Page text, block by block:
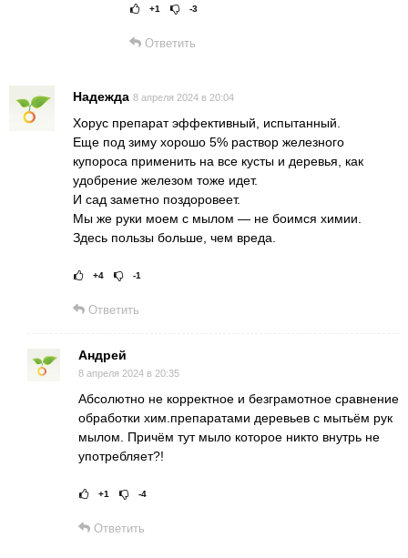
Рейтинг статьи:
+1 -3
Ответить
Надежда 8 апреля 2024 в 20:04
Хорус препарат эффективный, испытанный.
Еще под зиму хорошо 5% раствор железного
купороса применить на все кусты и деревья, как
удобрение железом тоже идет.
И сад заметно поздоровеет.
Мы же руки моем с мылом — не боимся химии.
Здесь пользы больше, чем вреда.
Рейтинг статьи:
+4 -1
Ответить
Андрей
8 апреля 2024 в 20:35
Абсолютно не корректное и безграмотное сравнение
обработки хим.препаратами деревьев с мытьём рук
мылом. Причём тут мыло которое никто внутрь не
употребляет?!
Рейтинг статьи:
+1 -4
Ответить